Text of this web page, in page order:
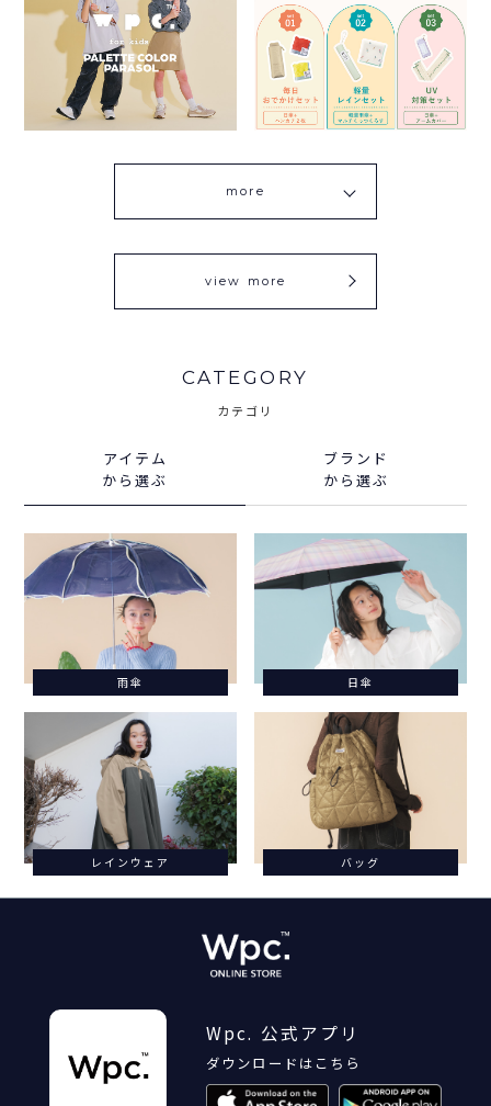
more
view more
CATEGORY
カテゴリ
アイテム
から選ぶ
ブランド
から選ぶ
雨傘 日傘
レインウェア バッグ
Wpc. 公式アプリ
ダウンロードはこちら